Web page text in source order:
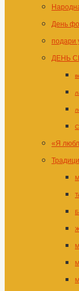
День
подари
ДЕНЬ
«Я